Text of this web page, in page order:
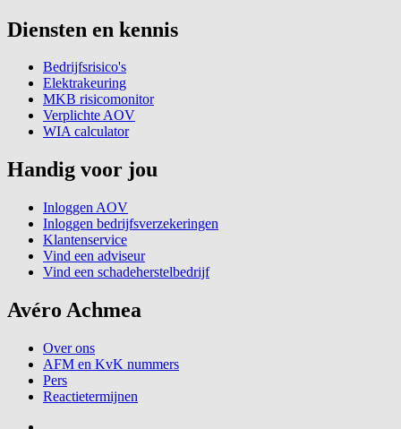
Diensten en kennis
Bedrijfsrisico's
Elektrakeuring
MKB risicomonitor
Verplichte AOV
WIA calculator
Handig voor jou
Inloggen AOV
Inloggen bedrijfsverzekeringen
Klantenservice
Vind een adviseur
Vind een schadeherstelbedrijf
Avéro Achmea
Over ons
AFM en KvK nummers
Pers
Reactietermijnen